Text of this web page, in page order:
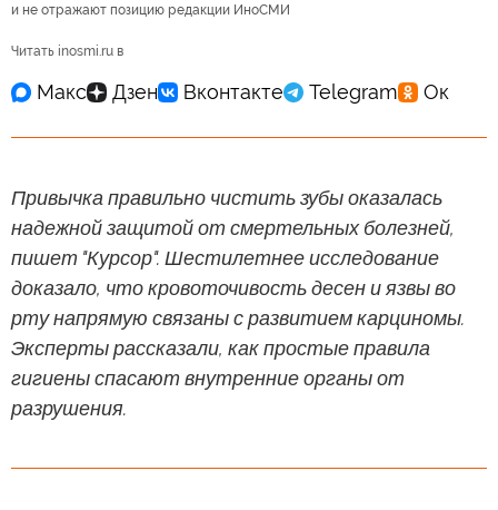
и не отражают позицию редакции ИноСМИ
Читать inosmi.ru в
Привычка правильно чистить зубы оказалась
надежной защитой от смертельных болезней,
пишет "Курсор". Шестилетнее исследование
доказало, что кровоточивость десен и язвы во
рту напрямую связаны с развитием карциномы.
Эксперты рассказали, как простые правила
гигиены спасают внутренние органы от
разрушения.